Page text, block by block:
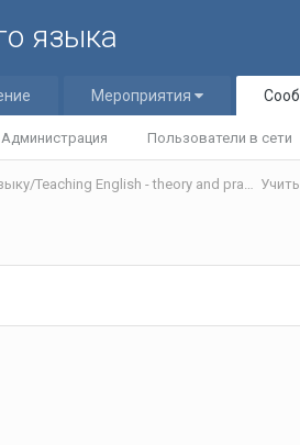
языка
Мероприятия
Администрация Пользователи в сети
Теория и практика обучения английскому языку/Teaching English - theory and practice